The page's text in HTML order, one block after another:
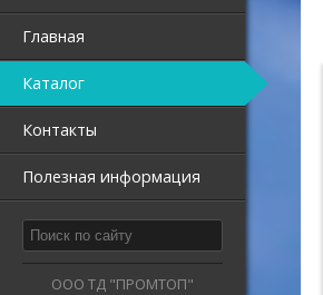
Главная
Каталог
Контакты
Полезная информация
ООО ТД "ПРОМТОП"